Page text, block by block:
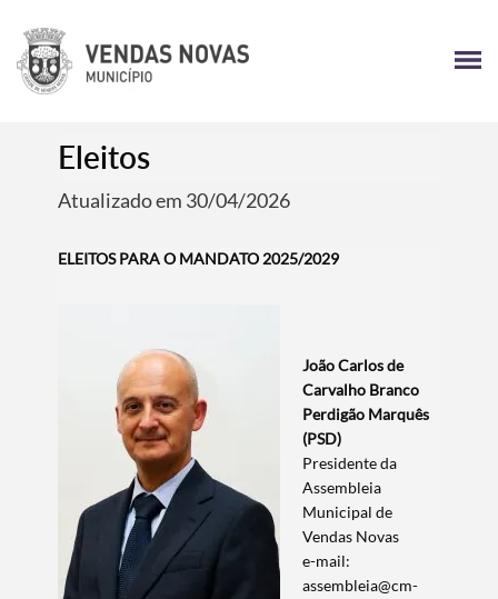
Eleitos
Atualizado em 30/04/2026
ELEITOS PARA O MANDATO 2025/2029
João Carlos de
Carvalho Branco
Perdigão Marquês
(PSD)
Presidente da
Assembleia
Municipal de
Vendas Novas
e-mail:
assembleia@cm-